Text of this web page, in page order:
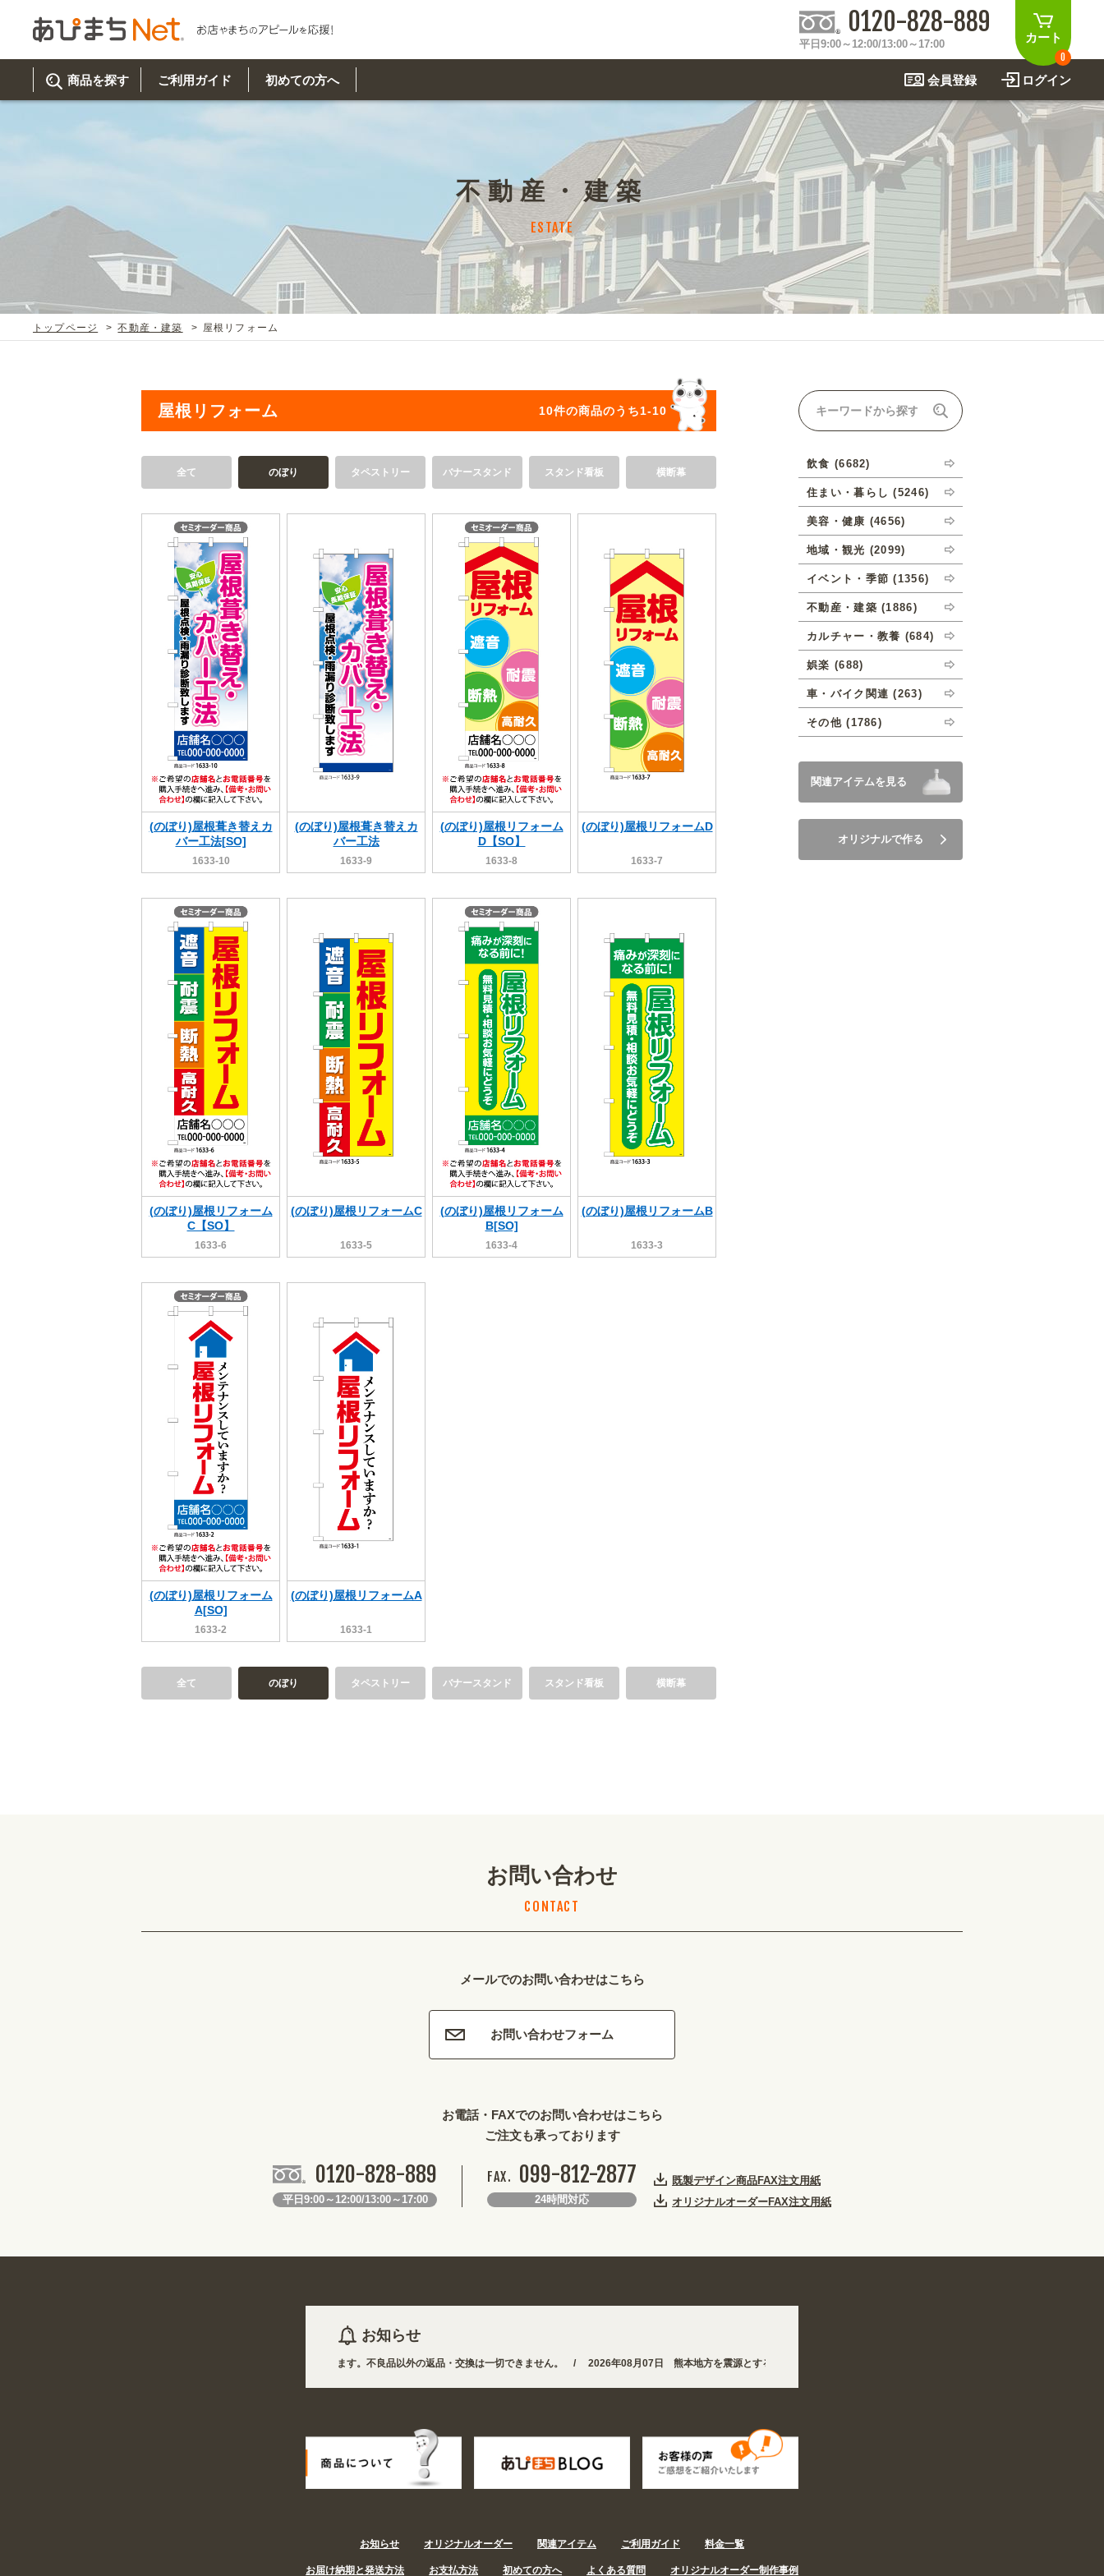
カート
0
0120-828-889
平日9:00～12:00/13:00～17:00
ログイン
会員登録
商品を探す
韓国グルメ 鍋
住まい・暮らし
美容・健康 地域・観光
不動産・建築
カルチャー・教養 娯楽
関連アイテムを見る
オリジナルオーダーについて
ご利用ガイド
既製デザイン商品注文方法
料金一覧
お届け納期と配送方法
お支払方法
初めての方へ
オリジナルオーダー制作事例
不動産・建築
ESTATE
トップページ 不動産・建築 屋根リフォーム
屋根リフォーム 10件の商品のうち1-10
全て のぼり タペストリー バナースタンド スタンド看板 横断幕
(のぼり)屋根葺き替えカ
バー工法[SO]
1633-10
(のぼり)屋根葺き替えカ
バー工法
1633-9
(のぼり)屋根リフォーム
D【SO】
1633-8
(のぼり)屋根リフォームD
1633-7
(のぼり)屋根リフォーム
C【SO】
1633-6
(のぼり)屋根リフォームC
1633-5
(のぼり)屋根リフォーム
B[SO]
1633-4
(のぼり)屋根リフォームB
1633-3
(のぼり)屋根リフォーム
A[SO]
1633-2
(のぼり)屋根リフォームA
1633-1
全て のぼり タペストリー バナースタンド スタンド看板 横断幕
飲食 (6682)
住まい・暮らし (5246)
美容・健康 (4656)
地域・観光 (2099)
イベント・季節 (1356)
不動産・建築 (1886)
カルチャー・教養 (684)
娯楽 (688)
車・バイク関連 (263)
その他 (1786)
関連アイテムを見る
オリジナルで作る
お問い合わせ
CONTACT
メールでのお問い合わせはこちら
お問い合わせフォーム
お電話・FAXでのお問い合わせはこちら
ご注文も承っております
0120-828-889
平日9:00～12:00/13:00～17:00
FAX. 099-812-2877
24時間対応
既製デザイン商品FAX注文用紙
オリジナルオーダーFAX注文用紙
お知らせ
08月07日 商品は一部(ポール・注水台など)を除き受注生産となります。不良品以外の返品・交換は一切できません。 /
2026年08月07日 熊本地方を震源とする地震の影響で、各地において道路状況の悪化や交通規制により配送に遅延が生じ
お知らせ オリジナルオーダー 関連アイテム ご利用ガイド 料金一覧
お届け納期と発送方法 お支払方法 初めての方へ よくある質問 オリジナルオーダー制作事例